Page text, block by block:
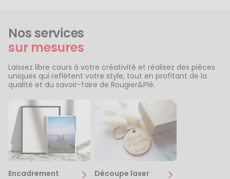
Nos services
sur mesures
Laissez libre cours à votre créativité et réalisez des pièces
uniques qui reflètent votre style, tout en profitant de la
qualité et du savoir-faire de Rougier&Plé.
Encadrement Découpe laser